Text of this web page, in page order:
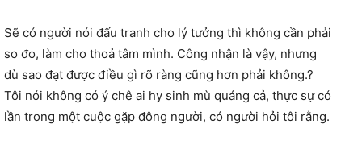
Sẽ có người nói đấu tranh cho lý tưởng thì không cần phải
so đo, làm cho thoả tâm mình. Công nhận là vậy, nhưng
dù sao đạt được điều gì rõ ràng cũng hơn phải không.?
Tôi nói không có ý chê ai hy sinh mù quáng cả, thực sự có
lần trong một cuộc gặp đông người, có người hỏi tôi rằng.